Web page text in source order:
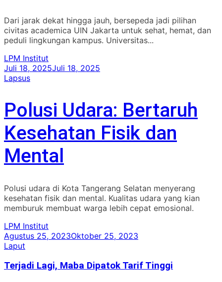
Dari jarak dekat hingga jauh, bersepeda jadi pilihan
civitas academica UIN Jakarta untuk sehat, hemat, dan
peduli lingkungan kampus. Universitas...
LPM Institut
Juli 18, 2025Juli 18, 2025
Lapsus
Polusi Udara: Bertaruh
Kesehatan Fisik dan
Mental
Polusi udara di Kota Tangerang Selatan menyerang
kesehatan fisik dan mental. Kualitas udara yang kian
memburuk membuat warga lebih cepat emosional.
LPM Institut
Agustus 25, 2023Oktober 25, 2023
Laput
Terjadi Lagi, Maba Dipatok Tarif Tinggi